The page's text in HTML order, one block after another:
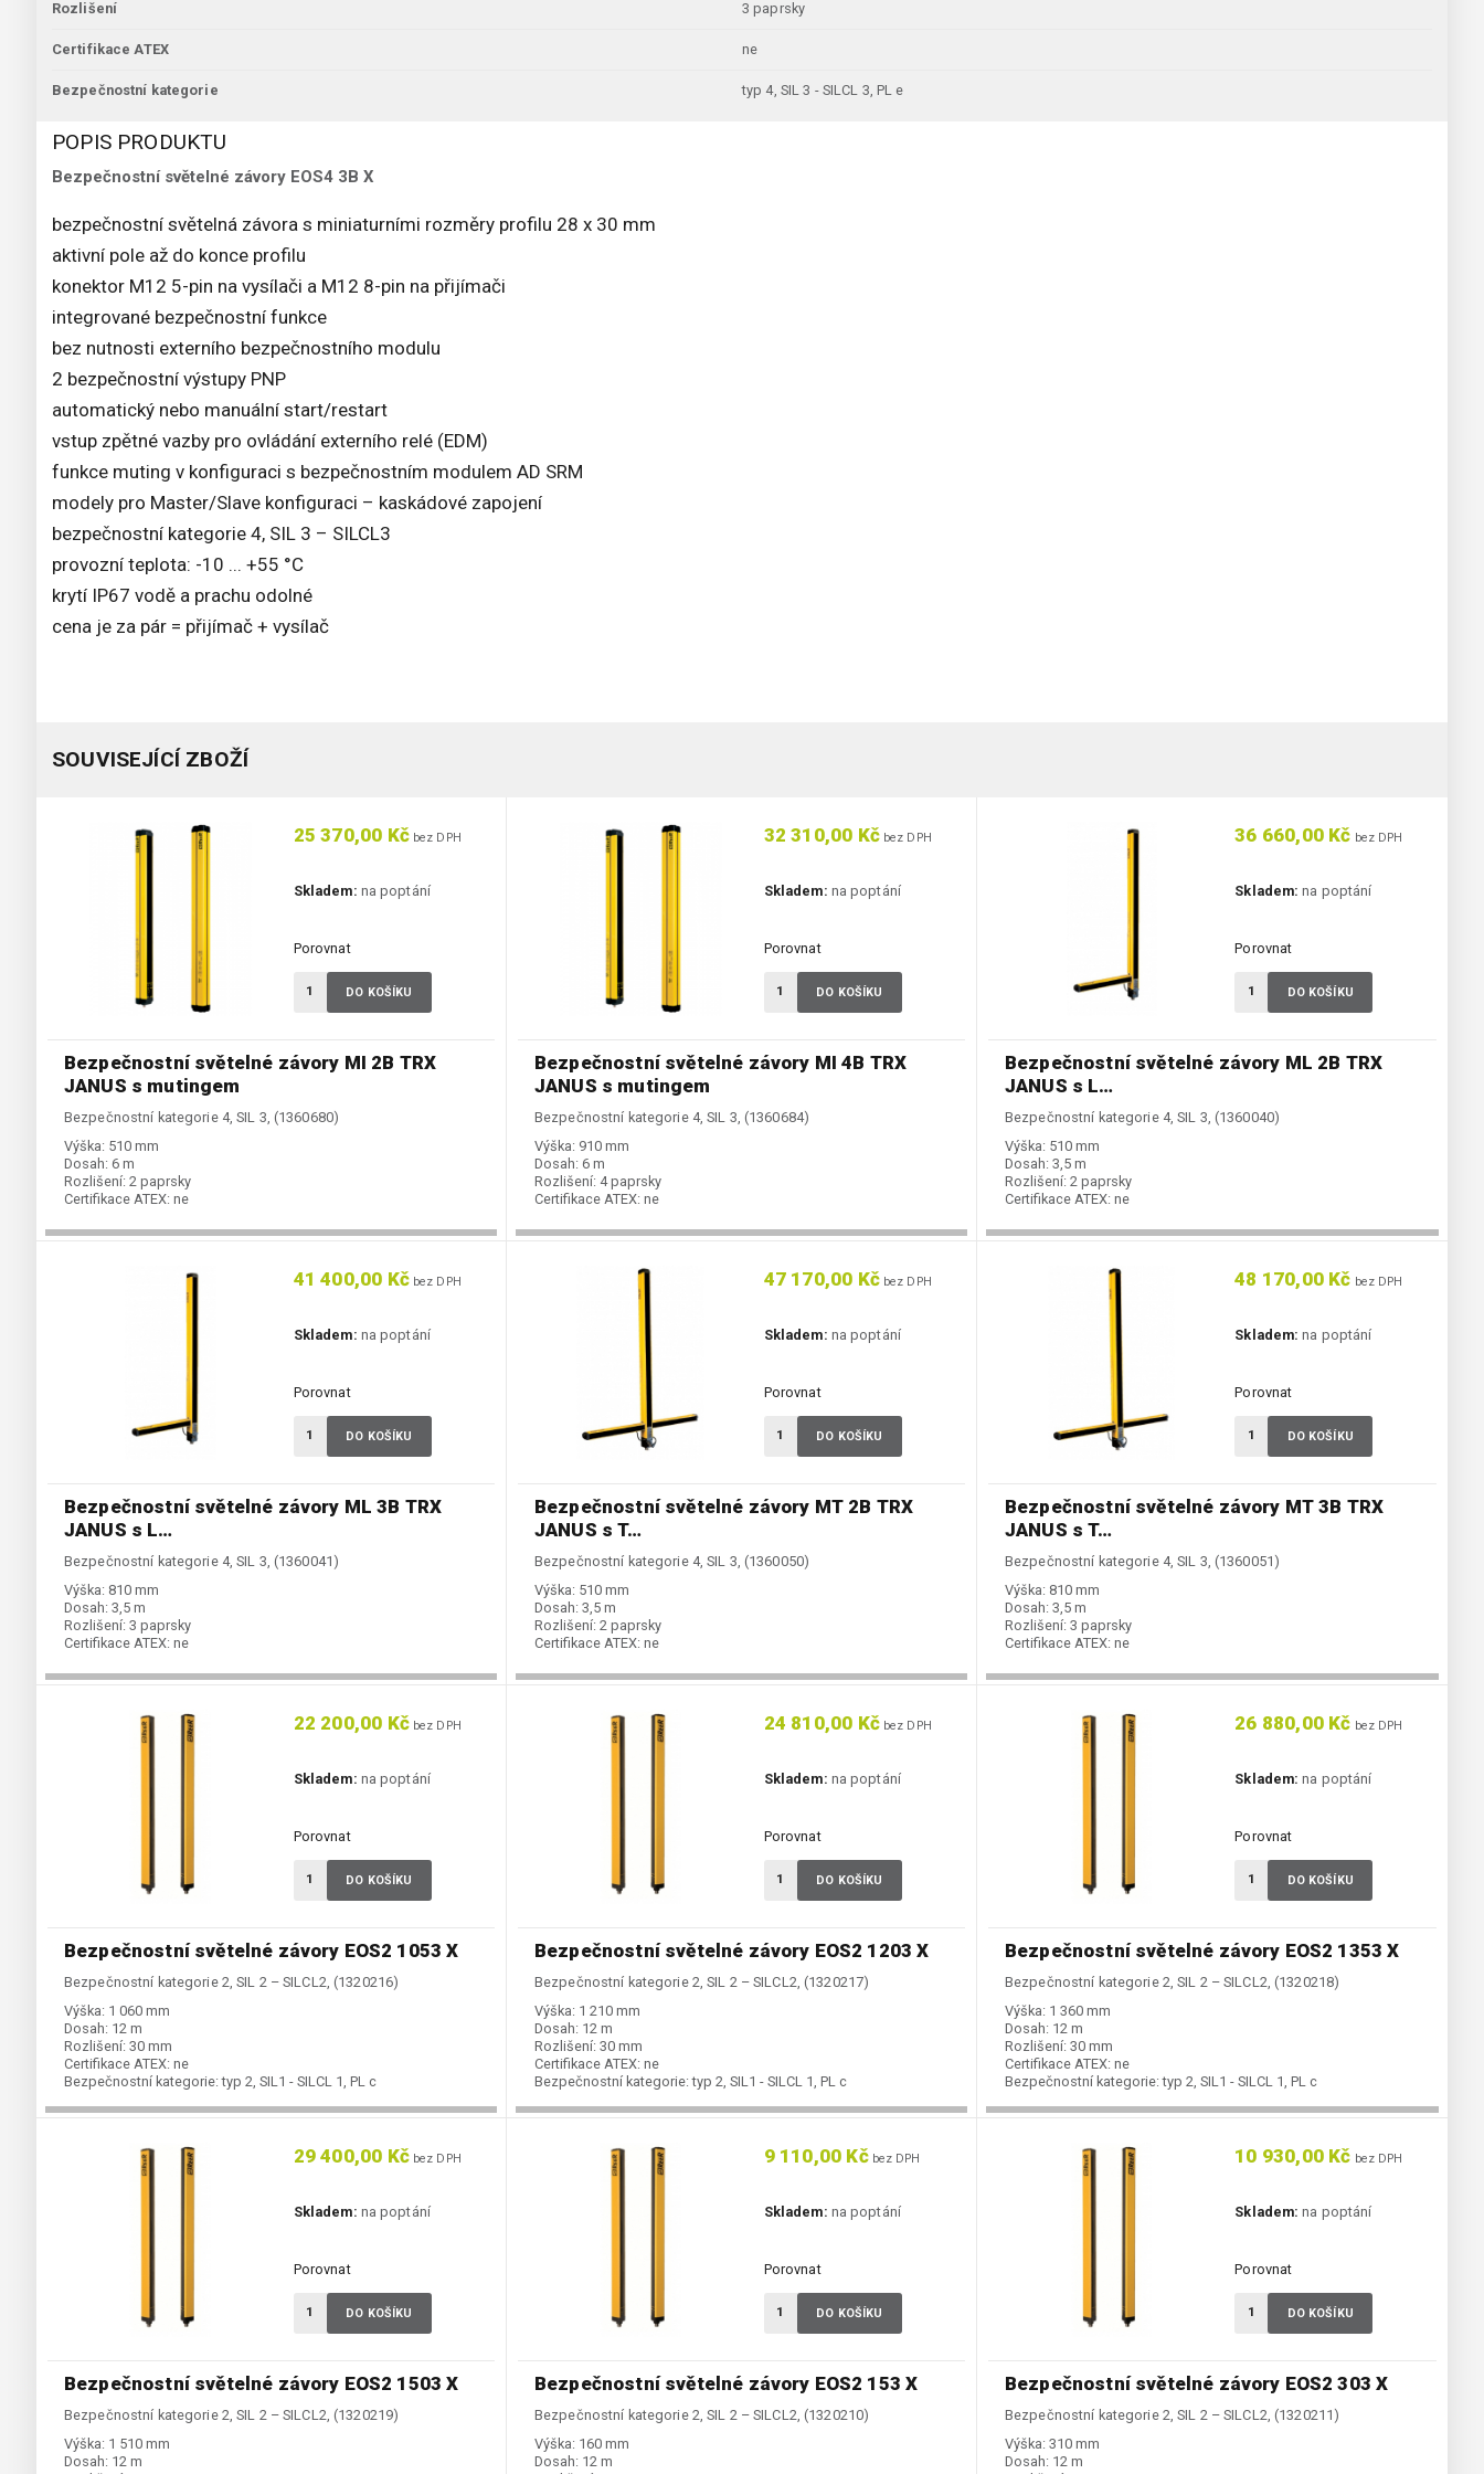
Rozlišení 3 paprsky
Certifikace ATEX ne
Bezpečnostní kategorie typ 4, SIL 3 - SILCL 3, PL e
POPIS PRODUKTU
Bezpečnostní světelné závory EOS4 3B X
bezpečnostní světelná závora s miniaturními rozměry profilu 28 x 30 mm
aktivní pole až do konce profilu
konektor M12 5-pin na vysílači a M12 8-pin na přijímači
integrované bezpečnostní funkce
bez nutnosti externího bezpečnostního modulu
2 bezpečnostní výstupy PNP
automatický nebo manuální start/restart
vstup zpětné vazby pro ovládání externího relé (EDM)
funkce muting v konfiguraci s bezpečnostním modulem AD SRM
modely pro Master/Slave konfiguraci – kaskádové zapojení
bezpečnostní kategorie 4, SIL 3 – SILCL3
provozní teplota: -10 ... +55 °C
krytí IP67 vodě a prachu odolné
cena je za pár = přijímač + vysílač
SOUVISEJÍCÍ ZBOŽÍ
Bezpečnostní světelné závory MI 2B TRX
JANUS s mutingem
Bezpečnostní kategorie 4, SIL 3, (1360680)
Výška: 510 mm
Dosah: 6 m
Rozlišení: 2 paprsky
Certifikace ATEX: ne
25 370,00 Kčbez DPH
Skladem: na poptání
Porovnat
DO KOŠÍKU
Bezpečnostní světelné závory MI 4B TRX
JANUS s mutingem
Bezpečnostní kategorie 4, SIL 3, (1360684)
Výška: 910 mm
Dosah: 6 m
Rozlišení: 4 paprsky
Certifikace ATEX: ne
32 310,00 Kčbez DPH
Skladem: na poptání
Porovnat
DO KOŠÍKU
Bezpečnostní světelné závory ML 2B TRX
JANUS s L…
Bezpečnostní kategorie 4, SIL 3, (1360040)
Výška: 510 mm
Dosah: 3,5 m
Rozlišení: 2 paprsky
Certifikace ATEX: ne
36 660,00 Kč bez DPH
Skladem: na poptání
Porovnat
DO KOŠÍKU
Bezpečnostní světelné závory ML 3B TRX
JANUS s L…
Bezpečnostní kategorie 4, SIL 3, (1360041)
Výška: 810 mm
Dosah: 3,5 m
Rozlišení: 3 paprsky
Certifikace ATEX: ne
41 400,00 Kčbez DPH
Skladem: na poptání
Porovnat
DO KOŠÍKU
Bezpečnostní světelné závory MT 2B TRX
JANUS s T…
Bezpečnostní kategorie 4, SIL 3, (1360050)
Výška: 510 mm
Dosah: 3,5 m
Rozlišení: 2 paprsky
Certifikace ATEX: ne
47 170,00 Kčbez DPH
Skladem: na poptání
Porovnat
DO KOŠÍKU
Bezpečnostní světelné závory MT 3B TRX
JANUS s T…
Bezpečnostní kategorie 4, SIL 3, (1360051)
Výška: 810 mm
Dosah: 3,5 m
Rozlišení: 3 paprsky
Certifikace ATEX: ne
48 170,00 Kč bez DPH
Skladem: na poptání
Porovnat
DO KOŠÍKU
Bezpečnostní světelné závory EOS2 1053 X
Bezpečnostní kategorie 2, SIL 2 – SILCL2, (1320216)
Výška: 1 060 mm
Dosah: 12 m
Rozlišení: 30 mm
Certifikace ATEX: ne
Bezpečnostní kategorie: typ 2, SIL1 - SILCL 1, PL c
22 200,00 Kčbez DPH
Skladem: na poptání
Porovnat
DO KOŠÍKU
Bezpečnostní světelné závory EOS2 1203 X
Bezpečnostní kategorie 2, SIL 2 – SILCL2, (1320217)
Výška: 1 210 mm
Dosah: 12 m
Rozlišení: 30 mm
Certifikace ATEX: ne
Bezpečnostní kategorie: typ 2, SIL1 - SILCL 1, PL c
24 810,00 Kčbez DPH
Skladem: na poptání
Porovnat
DO KOŠÍKU
Bezpečnostní světelné závory EOS2 1353 X
Bezpečnostní kategorie 2, SIL 2 – SILCL2, (1320218)
Výška: 1 360 mm
Dosah: 12 m
Rozlišení: 30 mm
Certifikace ATEX: ne
Bezpečnostní kategorie: typ 2, SIL1 - SILCL 1, PL c
26 880,00 Kč bez DPH
Skladem: na poptání
Porovnat
DO KOŠÍKU
Bezpečnostní světelné závory EOS2 1503 X
Bezpečnostní kategorie 2, SIL 2 – SILCL2, (1320219)
Výška: 1 510 mm
Dosah: 12 m
29 400,00 Kčbez DPH
Skladem: na poptání
Porovnat
DO KOŠÍKU
Bezpečnostní světelné závory EOS2 153 X
Bezpečnostní kategorie 2, SIL 2 – SILCL2, (1320210)
Výška: 160 mm
Dosah: 12 m
9 110,00 Kčbez DPH
Skladem: na poptání
Porovnat
DO KOŠÍKU
Bezpečnostní světelné závory EOS2 303 X
Bezpečnostní kategorie 2, SIL 2 – SILCL2, (1320211)
Výška: 310 mm
Dosah: 12 m
10 930,00 Kč bez DPH
Skladem: na poptání
Porovnat
DO KOŠÍKU